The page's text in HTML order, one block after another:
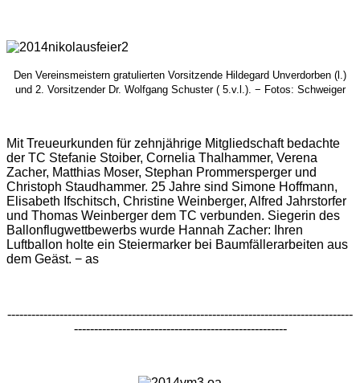
Den Vereinsmeistern gratulierten Vorsitzende Hildegard Unverdorben (l.)
und 2. Vorsitzender Dr. Wolfgang Schuster ( 5.v.l.). − Fotos: Schweiger
Mit Treueurkunden für zehnjährige Mitgliedschaft bedachte
der TC Stefanie Stoiber, Cornelia Thalhammer, Verena
Zacher, Matthias Moser, Stephan Prommersperger und
Christoph Staudhammer. 25 Jahre sind Simone Hoffmann,
Elisabeth Ifschitsch, Christine Weinberger, Alfred Jahrstorfer
und Thomas Weinberger dem TC verbunden. Siegerin des
Ballonflugwettbewerbs wurde Hannah Zacher: Ihren
Luftballon holte ein Steiermarker bei Baumfällerarbeiten aus
dem Geäst. − as
--------------------------------------------------------------------------------------
-----------------------------------------------------